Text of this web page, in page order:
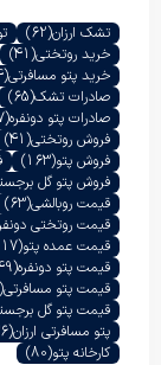
تشک ارزان(62)
خرید روتختی(41)
خرید پتو مسافرتی(44)
صادرات تشک(65)
صادرات پتو دونفره(37)
فروش روتختی(41)
فروش پتو(163)
فروش پتو گل
قیمت روبالشی(63)
قیمت روتختی
قیمت عمده پتو(117)
قیمت پتو دونفره(49)
قیمت پتو مسافرتی(62)
قیمت پتو گل
پتو مسافرتی ارزان(36)
کارخانه پتو(80)